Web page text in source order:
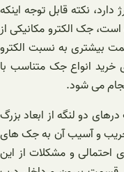
نکته قابل توجه اینکه
جک الکترو مکانیکی از
بیشتری به نسبت الکترو
خرید انواع جک متناسب با
می شود.
دو لنگه از ابعاد بزرگ
و آسیب آن به جک های
احتمالی و مشکلات از این